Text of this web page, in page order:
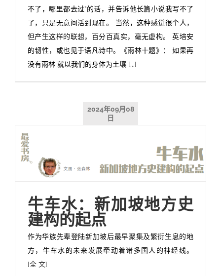
不了，哪里都去过”的话，并告诉他长篇小说我写不了
了，只是无意间活到现在。 当然，这种感觉很个人，
但产生这样的联想，百分百真实，毫无虚构。 英培安
的韧性，或也见于语凡诗中。《雨林十题》： 如果再
没有雨林 就以我们的身体为土壤 [...]
2024年09月08
日
牛车水：新加坡地方史
建构的起点
作为华族先辈登陆新加坡后最早聚集及繁衍生息的地
方，牛车水的未来发展牵动着诸多国人的神经线。
[全 文]